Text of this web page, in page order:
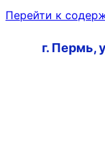
Перейти к
г. Пермь,